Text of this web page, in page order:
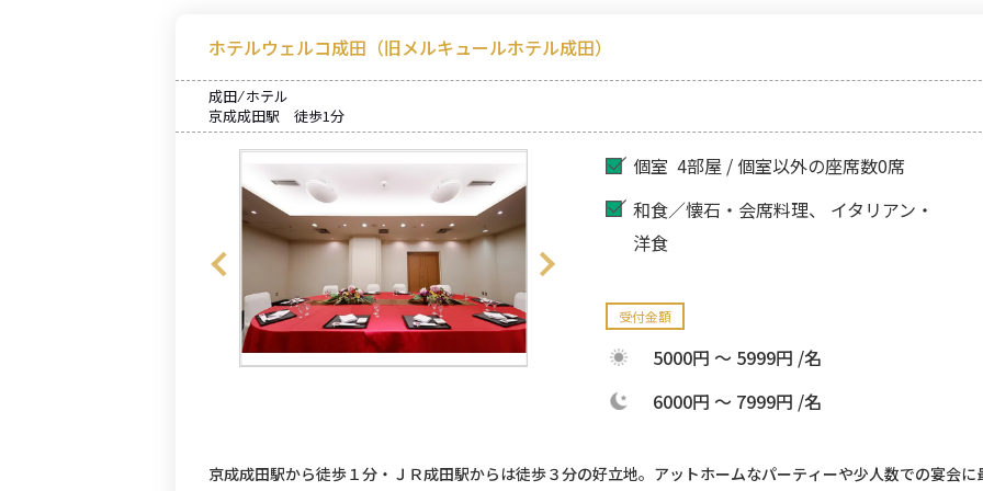
ホテルウェルコ成田（旧メルキュールホテル成田）
成田 ⁄ ホテル
京成成田駅 徒歩1分
個室 4部屋 / 個室以外の座席数0席
和食／懐石・会席料理
イタリアン・
洋食
受付金額
5000円 ～ 5999円 /名
6000円 ～ 7999円 /名
京成成田駅から徒歩１分・ＪＲ成田駅からは徒歩３分の好立地。アットホームなパーティーや少人数での宴会に